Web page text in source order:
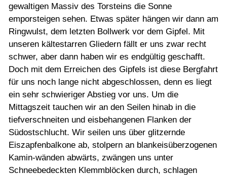
gewaltigen Massiv des Torsteins die Sonne
emporsteigen sehen. Etwas später hängen wir dann am
Ringwulst, dem letzten Bollwerk vor dem Gipfel. Mit
unseren kältestarren Gliedern fällt er uns zwar recht
schwer, aber dann haben wir es endgültig geschafft.
Doch mit dem Erreichen des Gipfels ist diese Bergfahrt
für uns noch lange nicht abgeschlossen, denn es liegt
ein sehr schwieriger Abstieg vor uns. Um die
Mittagszeit tauchen wir an den Seilen hinab in die
tiefverschneiten und eisbehangenen Flanken der
Südostschlucht. Wir seilen uns über glitzernde
Eiszapfenbalkone ab, stolpern an blankeisüberzogenen
Kamin-wänden abwärts, zwängen uns unter
Schneebedeckten Klemmblöcken durch, schlagen